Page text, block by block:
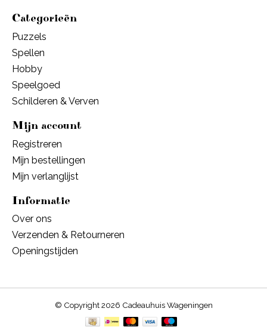
Categorieën
Puzzels
Spellen
Hobby
Speelgoed
Schilderen & Verven
Mijn account
Registreren
Mijn bestellingen
Mijn verlanglijst
Informatie
Over ons
Verzenden & Retourneren
Openingstijden
© Copyright 2026 Cadeauhuis Wageningen